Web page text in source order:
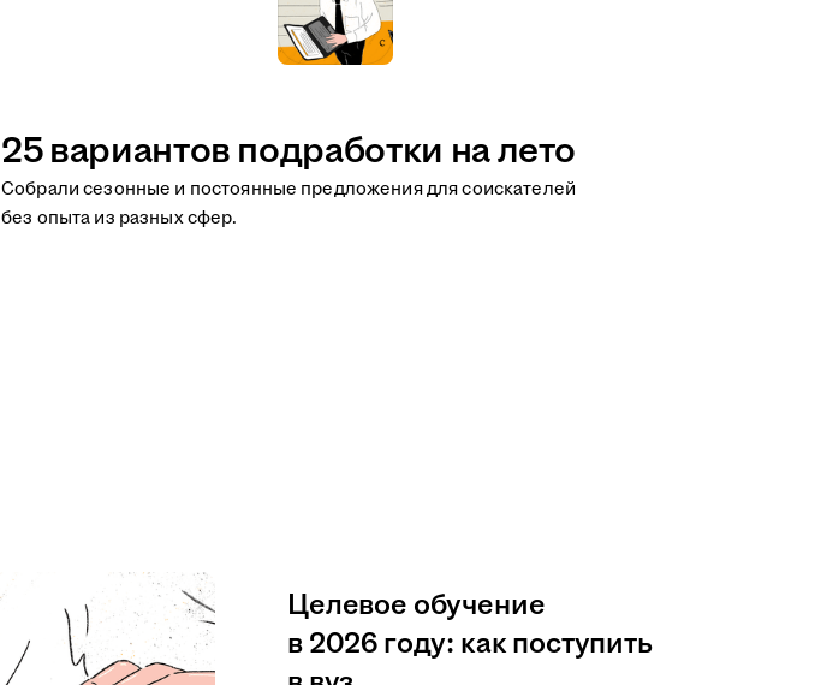
25 вариантов подработки на лето
Собрали сезонные и постоянные предложения для соискателей
без опыта из разных сфер.
Целевое обучение
в 2026 году: как поступить